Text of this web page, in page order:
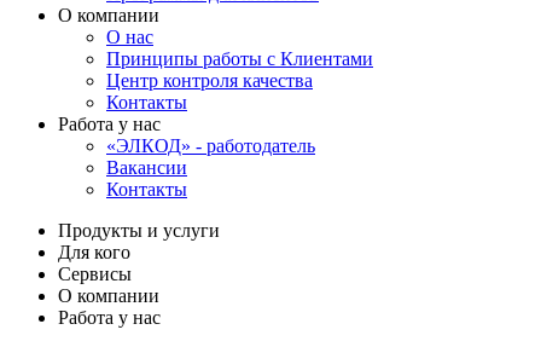
О компании
О нас
Принципы работы с Клиентами
Центр контроля качества
Контакты
Работа у нас
«ЭЛКОД» - работодатель
Вакансии
Контакты
Продукты и услуги
Для кого
Сервисы
О компании
Работа у нас